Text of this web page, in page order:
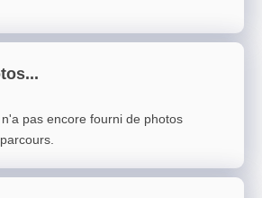
pas encore fourni de photos